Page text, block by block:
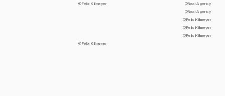
©Felix Killmeyer
©Real Agency
©Real Agency
©Felix Killmeyer
©Felix Killmeyer
©Felix Killmeyer
©Felix Killmeyer